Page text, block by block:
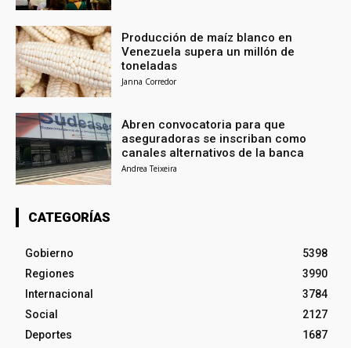
Producción de maíz blanco en
Venezuela supera un millón de
toneladas
Janna Corredor
Abren convocatoria para que
aseguradoras se inscriban como
canales alternativos de la banca
Andrea Teixeira
CATEGORÍAS
Gobierno
5398
Regiones
3990
Internacional
3784
Social
2127
Deportes
1687